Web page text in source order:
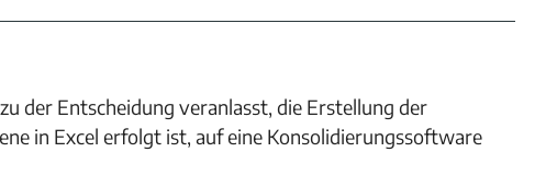
der Entscheidung veranlasst, die Erstellung der
in Excel erfolgt ist, auf eine Konsolidierungssoftware